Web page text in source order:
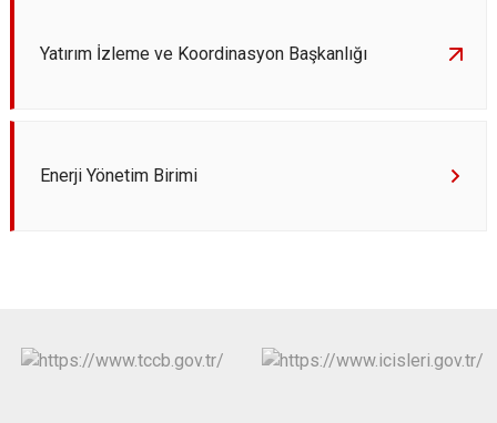
Yatırım İzleme ve Koordinasyon Başkanlığı
Enerji Yönetim Birimi